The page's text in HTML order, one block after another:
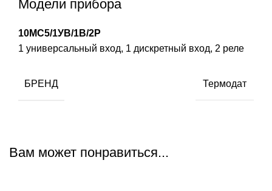
Модели прибора
10МС5/1УВ/1В/2Р
1 универсальный вход, 1 дискретный вход, 2 реле
БРЕНД Термодат
Вам может понравиться...